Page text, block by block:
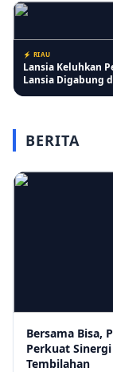
⚡ RIAU
Lansia Keluhkan
Lansia Digabung
SD IT Tunas
Karakter Siswa
BERITA
Bersama Bisa,
Perkuat
Tembilahan